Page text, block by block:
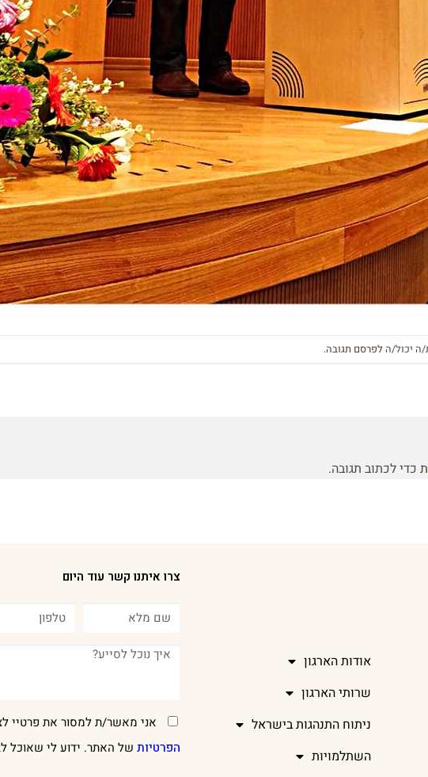
לפרסם תגובה.
כדי לכתוב תגובה.
אודות הארגון
שרותי הארגון
ניתוח התנהגות בישראל
השתלמויות
צרו איתנו קשר עוד היום
אני מאשר/ת למסור את פרטיי
הפרטיותשל האתר. ידוע לי שאוכל